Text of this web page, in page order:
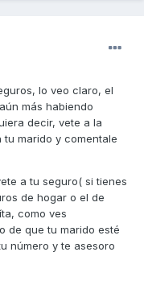
lo veo claro, el
más habiendo
decir, vete a la
marido y comentale
a tu seguro( si tienes
de hogar o el de
como ves
de que tu marido esté
número y te asesoro